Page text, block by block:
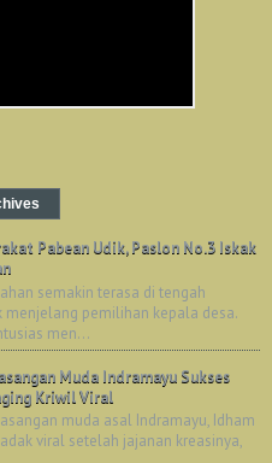
Pabean Udik, Paslon No.3 Iskak
semakin terasa di tengah
menjelang pemilihan kepala desa.
men...
Muda Indramayu Sukses
Kriwil Viral
muda asal Indramayu, Idham
viral setelah jajanan kreasinya,